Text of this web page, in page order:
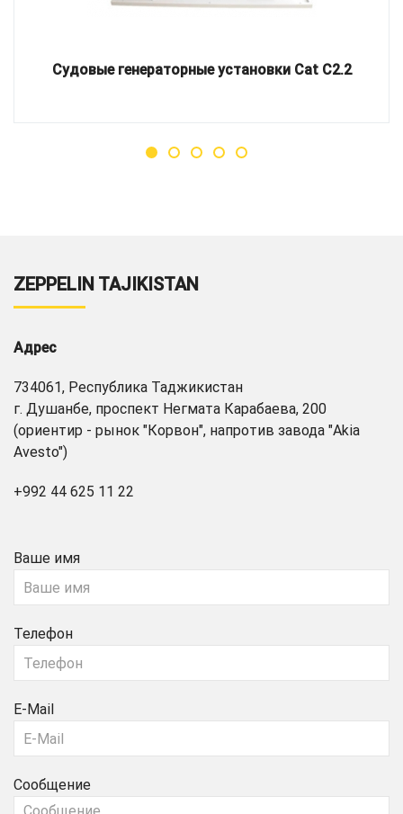
Судовые генераторные установки Cat C2.2
ZEPPELIN TAJIKISTAN
Адрес
734061, Республика Таджикистан
г. Душанбе, проспект Негмата Карабаева, 200
(ориентир - рынок "Корвон", напротив завода "Akia
Avesto")
+992 44 625 11 22
Ваше имя
Телефон
E-Mail
Сообщение